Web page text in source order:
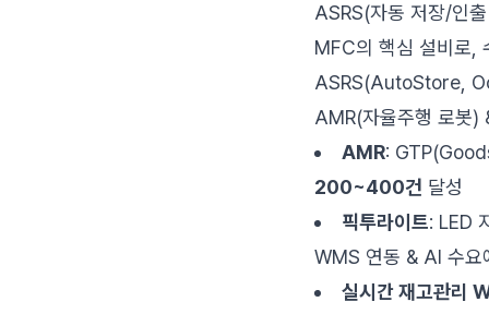
ASRS(자동 저장/인
MFC의 핵심 설비로,
ASRS(AutoStore,
AMR(자율주행 로봇)
AMR:
200~400건 달성
픽투라이트: LED
WMS 연동 & AI 수요
실시간 재고관리